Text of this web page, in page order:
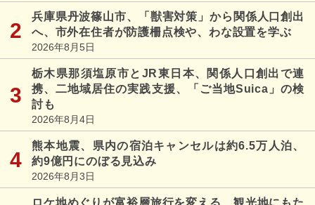
兵庫県丹波篠山市、「獣害対策」から関係人口創出
へ、市外在住者が防護柵点検や、わな設置を学ぶ
2026年8月5日
栃木県那須塩原市とJR東日本、関係人口創出で連
携、二地域居住の実践支援、「ご当地Suica」の検
討も
2026年8月4日
熊本地震、県内の宿泊キャンセルは約6.5万人泊、
約9億円にのぼる見込み
2026年8月3日
ロケ地めぐりが富裕層旅行を変える、観光地にもた